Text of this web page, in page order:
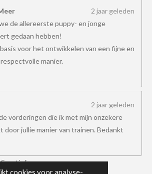
cookies voor analyse-
2 jaar geleden
de allereerste puppy- en jonge
gedaan hebben!
voor het ontwikkelen van een fijne en
manier.
2 jaar geleden
vorderingen die ik met mijn onzekere
door jullie manier van trainen. Bedankt